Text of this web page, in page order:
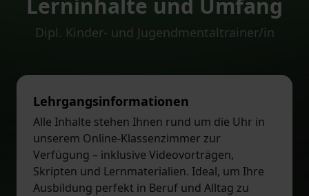
Lerninhalte und Umfang
Dipl. Kinder- und Jugendmentaltrainer/in
Lehrgangsinformationen
Alle Inhalte stehen Ihnen rund um die Uhr in
unserem Online-Klassenzimmer zur
Verfügung – inklusive Videovorträgen,
Skripten und Lernmaterialien. Ideal, um Ihre
Ausbildung perfekt in Beruf und Alltag zu